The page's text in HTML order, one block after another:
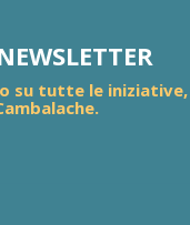
su tutte le iniziative,